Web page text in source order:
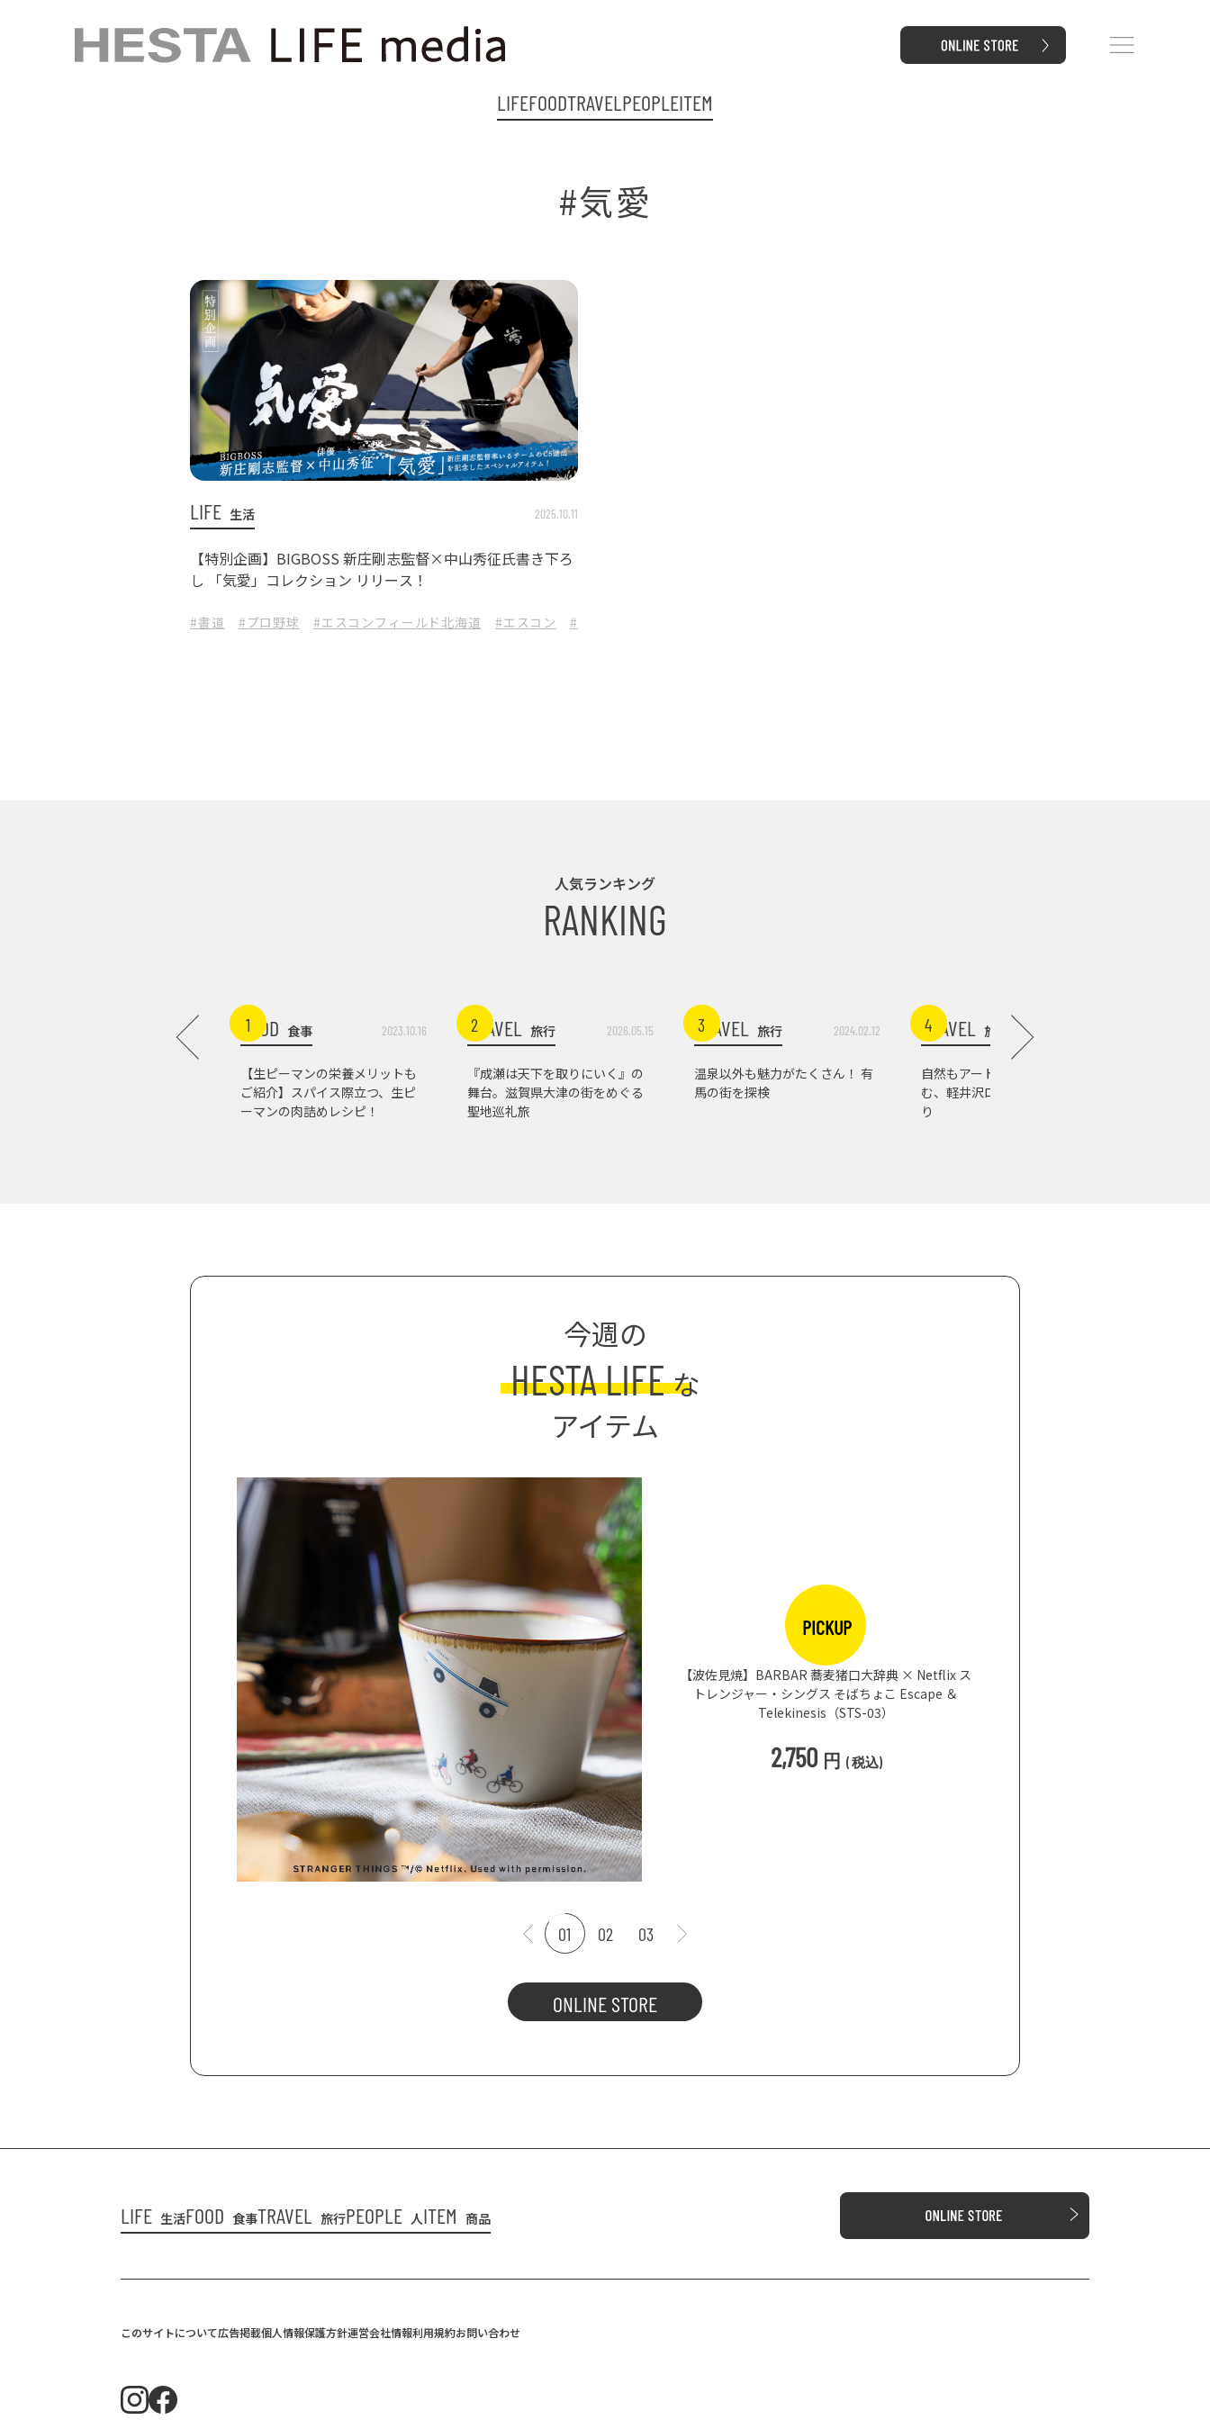
LIFEFOODTRAVELPEOPLEITEM
#気愛
LIFE 生活 2025.10.11
【特別企画】BIGBOSS 新庄剛志監督×中山秀征氏書き下ろ
し 「気愛」コレクション リリース！
#書道 #プロ野球 #エスコンフィールド北海道 #エスコン #lovefighters
人気ランキング
RANKING
1FOOD 食事 2023.10.16
【生ピーマンの栄養メリットも
ご紹介】スパイス際立つ、生ピ
ーマンの肉詰めレシピ！
2
TRAVEL 旅行 2026.05.15
『成瀬は天下を取りにいく』の
舞台。滋賀県大津の街をめぐる
聖地巡礼旅
3
TRAVEL 旅行 2024.02.12
温泉以外も魅力がたくさん！ 有
馬の街を探検
4
TRAVEL 旅行
自然もアートもグルメも楽し
む、軽井沢ローカルスポット巡
り
今週の
HESTA LIFEな
アイテム
PICKUP
【波佐見焼】BARBAR 蕎麦猪口大辞典 × Netflix ス
トレンジャー・シングス そばちょこ Escape ＆
Telekinesis（STS-03）
2,750 円 (税込)
01 02 03
ONLINE STORE
LIFE 生活FOOD 食事TRAVEL 旅行PEOPLE 人ITEM 商品
このサイトについて広告掲載個人情報保護方針運営会社情報利用規約お問い合わせ